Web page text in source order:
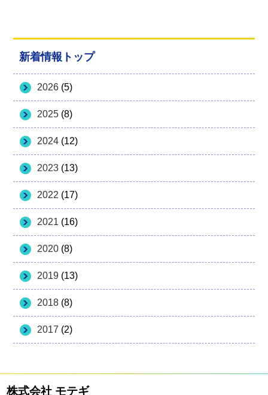
新着情報トップ
2026 (5)
2025 (8)
2024 (12)
2023 (13)
2022 (17)
2021 (16)
2020 (8)
2019 (13)
2018 (8)
2017 (2)
株式会社 モテギ